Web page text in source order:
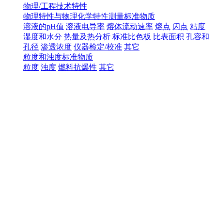
物理/工程技术特性
物理特性与物理化学特性测量标准物质
溶液的pH值 溶液电导率 熔体流动速率 熔点 闪点 粘度
湿度和水分 热量及热分析 标准比色板 比表面积 孔容和
孔径 渗透浓度 仪器检定/校准 其它
粒度和浊度标准物质
粒度 浊度 燃料抗爆性 其它